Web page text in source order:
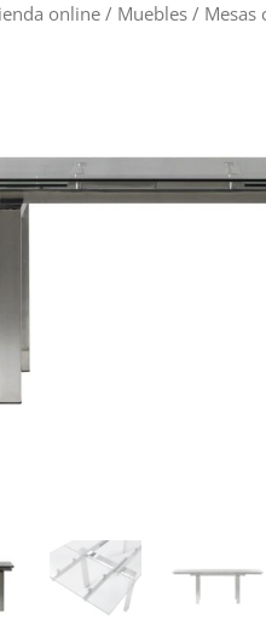
online/ Muebles / Mesas